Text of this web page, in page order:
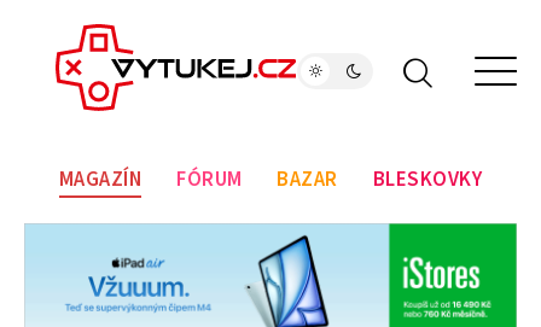
MAGAZÍN FÓRUM BAZAR BLESKOVKY